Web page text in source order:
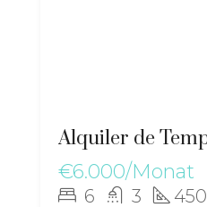
€6.000/Monat
6 3 450